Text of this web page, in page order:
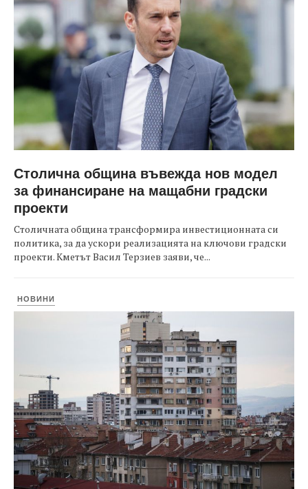
Столична община въвежда нов модел
за финансиране на мащабни градски
проекти
Столичната община трансформира инвестиционната си
политика, за да ускори реализацията на ключови градски
проекти. Кметът Васил Терзиев заяви, че...
НОВИНИ